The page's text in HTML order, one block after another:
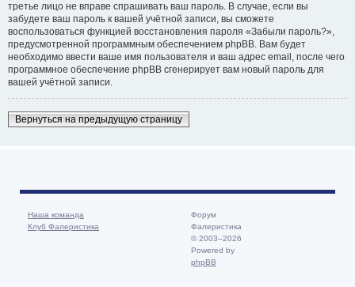
третье лицо не вправе спрашивать ваш пароль. В случае, если вы
забудете ваш пароль к вашей учётной записи, вы сможете
воспользоваться функцией восстановления пароля «Забыли пароль?»,
предусмотренной программным обеспечением phpBB. Вам будет
необходимо ввести ваше имя пользователя и ваш адрес email, после чего
программное обеспечение phpBB сгенерирует вам новый пароль для
вашей учётной записи.
Вернуться на предыдущую страницу
Наша команда
Клуб Фалеристика
Форум
Фалеристика
© 2003–2026
Powered by
phpBB